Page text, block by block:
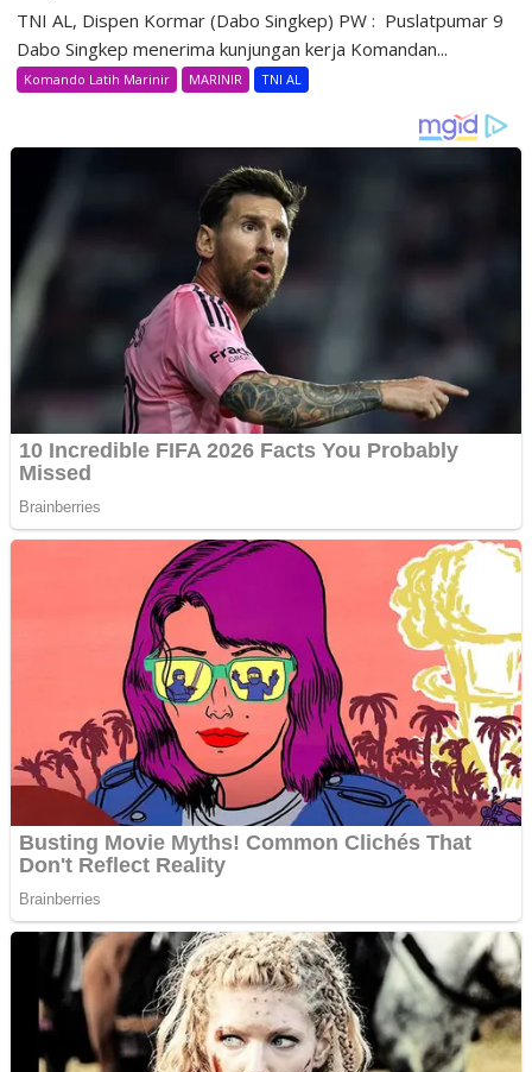
TNI AL, Dispen Kormar (Dabo Singkep) PW : Puslatpumar 9
Dabo Singkep menerima kunjungan kerja Komandan...
Komando Latih Marinir MARINIR TNI AL